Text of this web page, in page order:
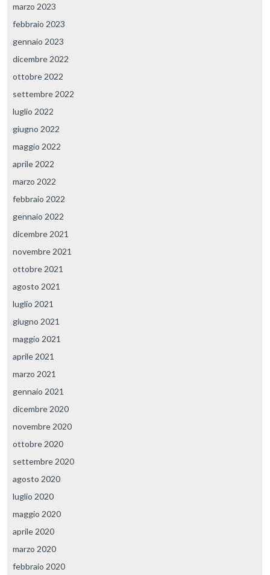
marzo 2023
febbraio 2023
gennaio 2023
dicembre 2022
ottobre 2022
settembre 2022
luglio 2022
giugno 2022
maggio 2022
aprile 2022
marzo 2022
febbraio 2022
gennaio 2022
dicembre 2021
novembre 2021
ottobre 2021
agosto 2021
luglio 2021
giugno 2021
maggio 2021
aprile 2021
marzo 2021
gennaio 2021
dicembre 2020
novembre 2020
ottobre 2020
settembre 2020
agosto 2020
luglio 2020
maggio 2020
aprile 2020
marzo 2020
febbraio 2020